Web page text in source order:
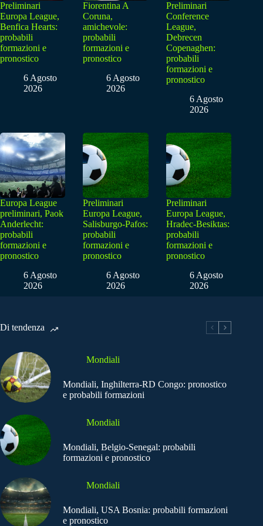
Preliminari
Europa League,
Benfica Hearts:
probabili
formazioni e
pronostico
6 Agosto
2026
Fiorentina A
Coruna,
amichevole:
probabili
formazioni e
pronostico
6 Agosto
2026
Preliminari
Conference
League,
Debrecen
Copenaghen:
probabili
formazioni e
pronostico
6 Agosto
2026
Europa League
preliminari, Paok
Anderlecht:
probabili
formazioni e
pronostico
6 Agosto
2026
Preliminari
Europa League,
Salisburgo-Pafos:
probabili
formazioni e
pronostico
6 Agosto
2026
Preliminari
Europa League,
Hradec-Besiktas:
probabili
formazioni e
pronostico
6 Agosto
2026
Di tendenza
Mondiali
Mondiali, Inghilterra-RD Congo: pronostico
e probabili formazioni
Mondiali
Mondiali, Belgio-Senegal: probabili
formazioni e pronostico
Mondiali
Mondiali, USA Bosnia: probabili formazioni
e pronostico